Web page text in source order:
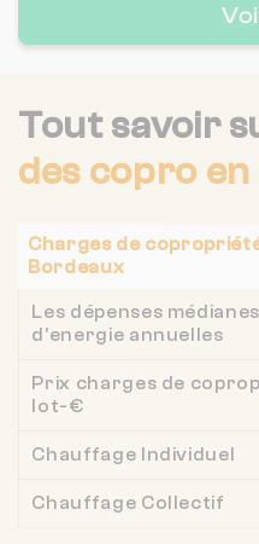
Aquitanis Oph
Metropole
Tout savoir
des coproen
Charges de
Bordeaux
Les dépenses médianes
d'energie annuelles
Prix charges de
lot-€
Chauffage Individuel
Chauffage Collectif